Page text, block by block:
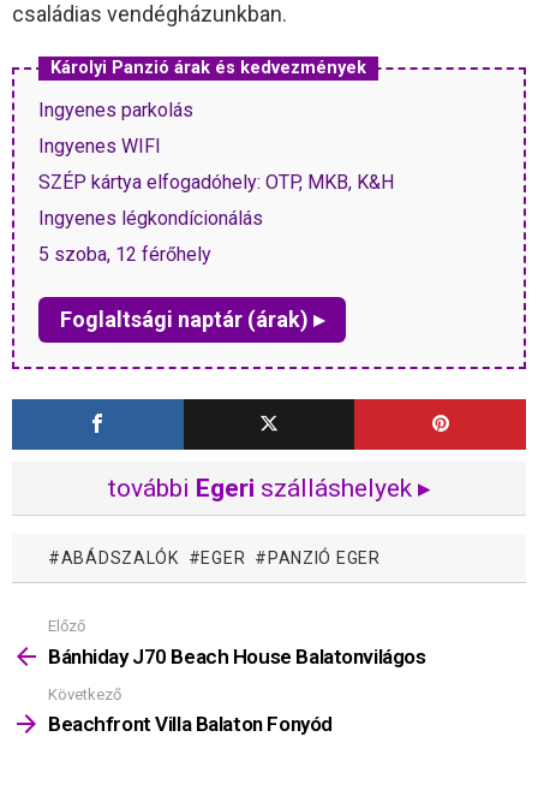
családias vendégházunkban.
Károlyi Panzió árak és kedvezmények
Ingyenes parkolás
Ingyenes WIFI
SZÉP kártya elfogadóhely: OTP, MKB, K&H
Ingyenes légkondícionálás
5 szoba, 12 férőhely
Foglaltsági naptár (árak) ▸
további Egeri szálláshelyek ▸
ABÁDSZALÓK EGER PANZIÓ EGER
Mutass
többet
Előző
Bánhiday J70 Beach House Balatonvilágos
Következő
Beachfront Villa Balaton Fonyód